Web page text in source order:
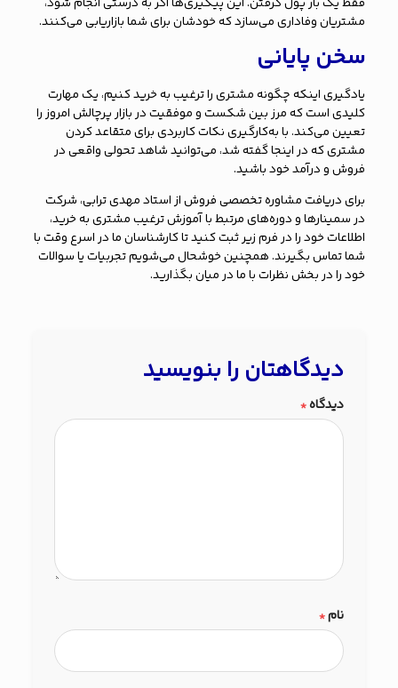
مشتریان وفاداری می‌سازد که خودشان برای شما بازاریابی می‌کنند.
سخن پایانی
یادگیری اینکه چگونه مشتری را ترغیب به خرید کنیم، یک مهارت
کلیدی است که مرز بین شکست و موفقیت در بازار پرچالش امروز را
تعیین می‌کند. با به‌کارگیری نکات کاربردی برای متقاعد کردن
مشتری که در اینجا گفته شد، می‌توانید شاهد تحولی واقعی در
فروش و درآمد خود باشید.
برای دریافت مشاوره تخصصی فروش از استاد مهدی ترابی، شرکت
در سمینارها و دوره‌های مرتبط با آموزش ترغیب مشتری به خرید،
اطلاعات خود را در فرم زیر ثبت کنید تا کارشناسان ما در اسرع وقت با
شما تماس بگیرند. همچنین خوشحال می‌شویم تجربیات یا سوالات
خود را در بخش نظرات با ما در میان بگذارید.
دیدگاهتان را بنویسید
دیدگاه*
نام*